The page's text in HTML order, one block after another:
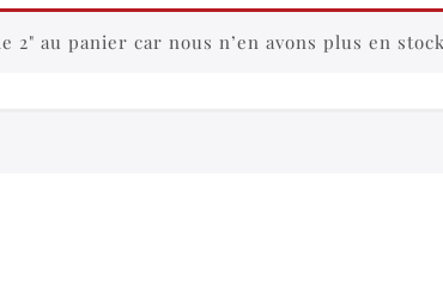
2" au panier car nous n’en avons plus en